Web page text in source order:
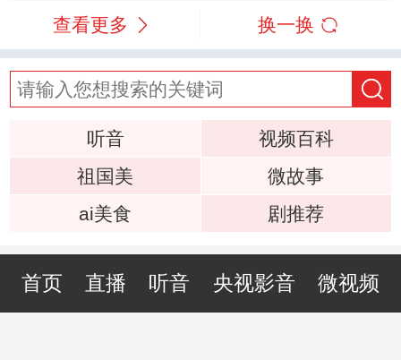
查看更多 换一换
听音
视频百科
祖国美
微故事
ai美食
剧推荐
首页 直播 听音 央视影音 微视频